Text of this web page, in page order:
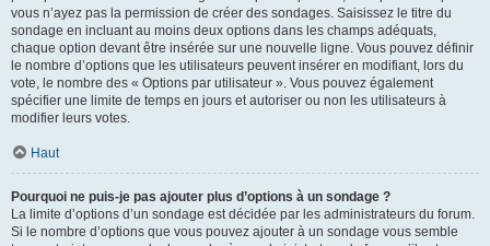
vous n’ayez pas la permission de créer des sondages. Saisissez le titre du
sondage en incluant au moins deux options dans les champs adéquats,
chaque option devant être insérée sur une nouvelle ligne. Vous pouvez définir
le nombre d’options que les utilisateurs peuvent insérer en modifiant, lors du
vote, le nombre des « Options par utilisateur ». Vous pouvez également
spécifier une limite de temps en jours et autoriser ou non les utilisateurs à
modifier leurs votes.
Haut
Pourquoi ne puis-je pas ajouter plus d’options à un sondage ?
La limite d’options d’un sondage est décidée par les administrateurs du forum.
Si le nombre d’options que vous pouvez ajouter à un sondage vous semble